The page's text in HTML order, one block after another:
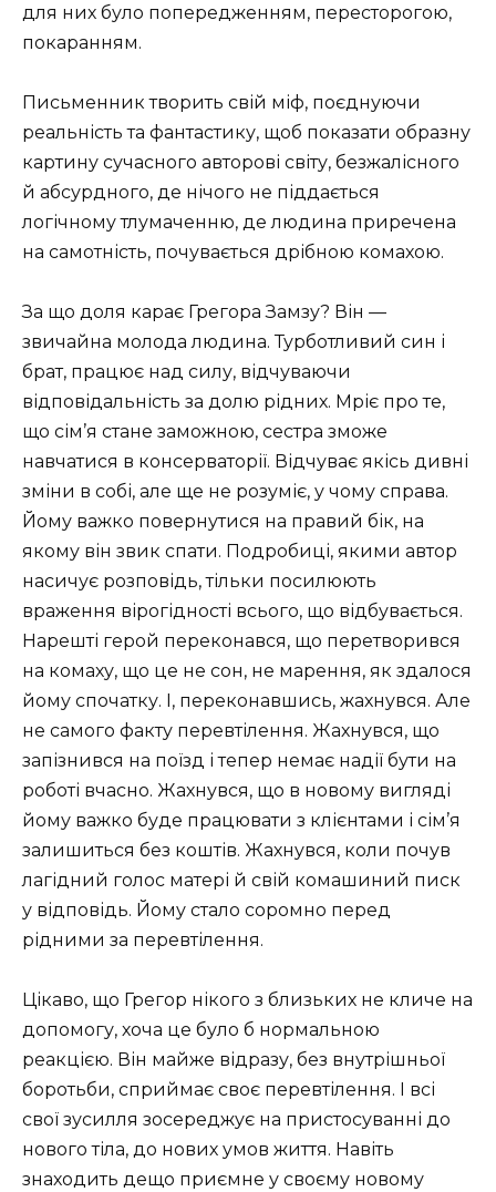
для них було попередженням, пересторогою,
покаранням.
Письменник творить свій міф, поєднуючи
реальність та фантастику, щоб показати образну
картину сучасного авторові світу, безжалісного
й абсурдного, де нічого не піддається
логічному тлумаченню, де людина приречена
на самотність, почувається дрібною комахою.
За що доля карає Грегора Замзу? Він —
звичайна молода людина. Турботливий син і
брат, працює над силу, відчуваючи
відповідальність за долю рідних. Мріє про те,
що сім’я стане заможною, сестра зможе
навчатися в консерваторії. Відчуває якісь дивні
зміни в собі, але ще не розуміє, у чому справа.
Йому важко повернутися на правий бік, на
якому він звик спати. Подробиці, якими автор
насичує розповідь, тільки посилюють
враження вірогідності всього, що відбувається.
Нарешті герой переконався, що перетворився
на комаху, що це не сон, не марення, як здалося
йому спочатку. І, переконавшись, жахнувся. Але
не самого факту перевтілення. Жахнувся, що
запізнився на поїзд і тепер немає надії бути на
роботі вчасно. Жахнувся, що в новому вигляді
йому важко буде працювати з клієнтами і сім’я
залишиться без коштів. Жахнувся, коли почув
лагідний голос матері й свій комашиний писк
у відповідь. Йому стало соромно перед
рідними за перевтілення.
Цікаво, що Грегор нікого з близьких не кличе на
допомогу, хоча це було б нормальною
реакцією. Він майже відразу, без внутрішньої
боротьби, сприймає своє перевтілення. І всі
свої зусилля зосереджує на пристосуванні до
нового тіла, до нових умов життя. Навіть
знаходить дещо приємне у своєму новому